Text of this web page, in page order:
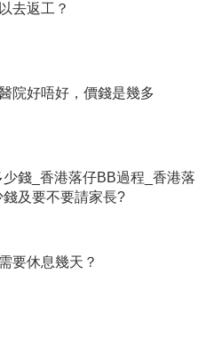
去返工？
院好唔好，價錢是幾多
錢_香港落仔BB過程_香港落
及要不要請家長?
要休息幾天？